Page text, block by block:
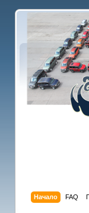
Начало FAQ